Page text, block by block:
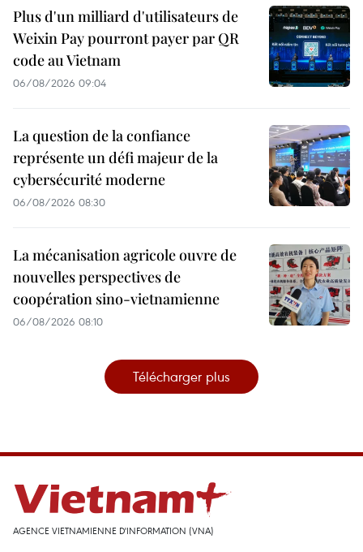
Plus d'un milliard d'utilisateurs de
Weixin Pay pourront payer par QR
code au Vietnam
06/08/2026 09:04
La question de la confiance
représente un défi majeur de la
cybersécurité moderne
06/08/2026 08:30
La mécanisation agricole ouvre de
nouvelles perspectives de
coopération sino-vietnamienne
06/08/2026 08:10
Télécharger plus
AGENCE VIETNAMIENNE D'INFORMATION (VNA)